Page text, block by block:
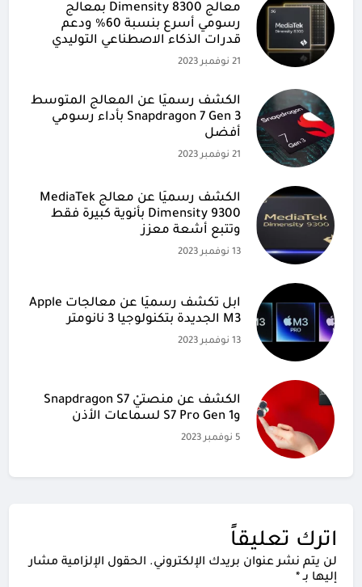
معالج Dimensity 8300 بمعالج
رسومي أسرع بنسبة 60% ودعم
قدرات الذكاء الاصطناعي التوليدي
21 نوفمبر 2023
الكشف رسميًا عن المعالج المتوسط
Snapdragon 7 Gen 3 بأداء رسومي
أفضل
21 نوفمبر 2023
الكشف رسميًا عن معالج MediaTek
Dimensity 9300 بأنوية كبيرة فقط
وتتبع أشعة معزز
13 نوفمبر 2023
آبل تكشف رسميًا عن معالجات Apple
M3 الجديدة بتكنولوجيا 3 نانومتر
13 نوفمبر 2023
الكشف عن منصتيْ Snapdragon S7
وS7 Pro Gen 1 لسماعات الأذن
5 نوفمبر 2023
اترك تعليقاً
لن يتم نشر عنوان بريدك الإلكتروني. الحقول الإلزامية مشار
إليها بـ*